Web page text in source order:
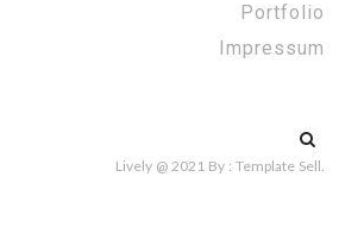
Portfolio
Impressum
Suchen
nach:
Lively @ 2021 By : Template Sell.